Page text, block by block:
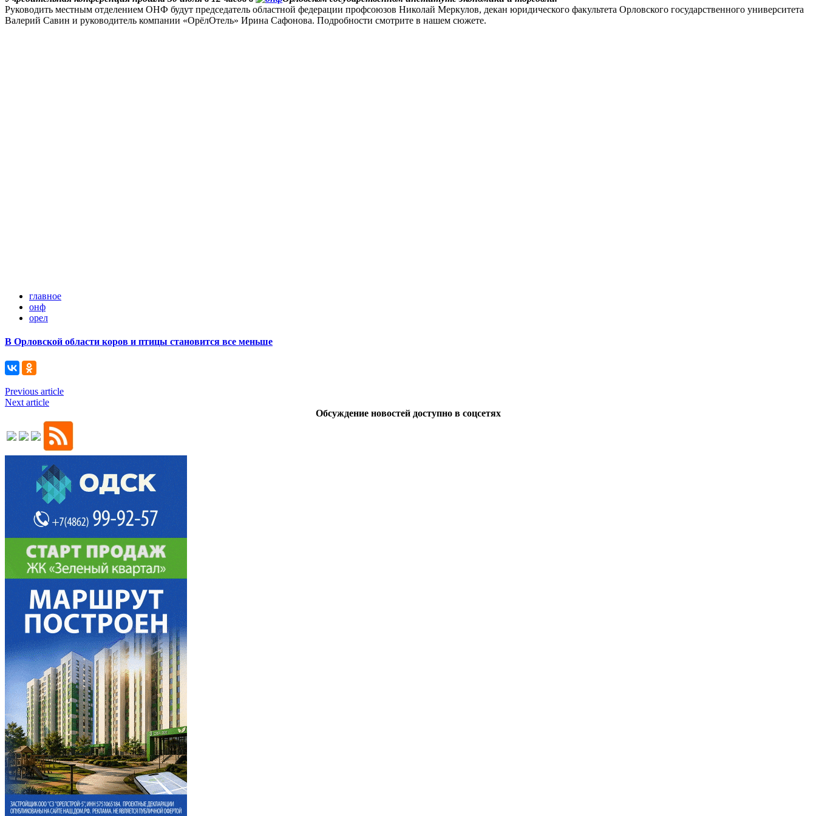
Руководить местным отделением ОНФ будут председатель областной федерации профсоюзов Николай Меркулов, декан юридического факультета Орловского государственного университета
Валерий Савин и руководитель компании «ОрёлОтель» Ирина Сафонова. Подробности смотрите в нашем сюжете.
главное
онф
орел
В Орловской области коров и птицы становится все меньше
Previous article
Next article
Обсуждение новостей доступно в соцсетях